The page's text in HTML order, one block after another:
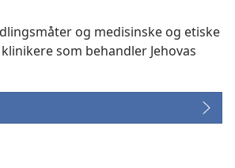
og medisinske og etiske
som behandler Jehovas